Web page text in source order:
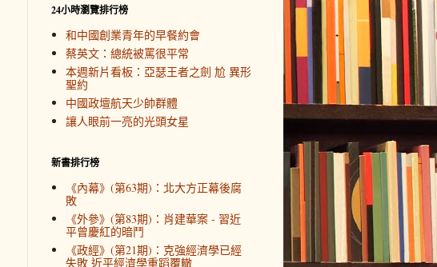
24小時瀏覽排行榜
和中國創業青年的早餐約會
蔡英文：總統被罵很平常
本週新片看板：亞瑟王者之劍 尬 異形
聖約
中國政壇航天少帥群體
讓人眼前一亮的光頭女星
新書排行榜
《內幕》(第63期)：北大方正幕後腐
敗
《外參》(第83期)：肖建華案 - 習近
平曾慶紅的暗鬥
《政經》(第21期)：克強經濟學已經
失敗 近平經濟學重蹈覆轍